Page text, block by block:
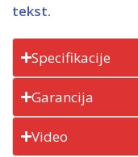
tekst.
Specifikacije
Garancija
Video